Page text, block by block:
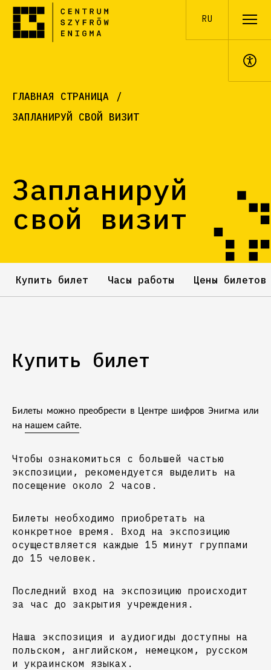
RU
ГЛАВНАЯ СТРАНИЦА
ЗАПЛАНИРУЙ СВОЙ ВИЗИТ
Запланируй
свой визит
Купить билет Часы работы Цены билетов
Купить билет
Билеты можно преобрести в Центре шифров Энигма или
на нашем сайте.
Чтобы ознакомиться с большей частью
экспозиции, рекомендуется выделить на
посещение около 2 часов.
Билеты необходимо приобретать на
конкретное время. Вход на экспозицию
осуществляется каждые 15 минут группами
до 15 человек.
Последний вход на экспозицию происходит
за час до закрытия учреждения.
Наша экспозиция и аудиогиды доступны на
польском, английском, немецком, русском
и украинском языках.